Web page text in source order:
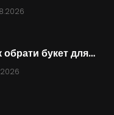
обрати букет для…